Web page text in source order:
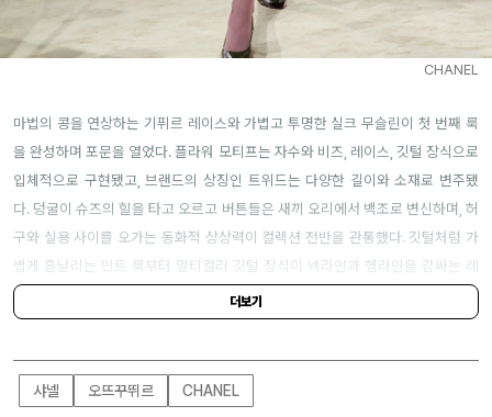
CHANEL
마법의 콩을 연상하는 기퓌르 레이스와 가볍고 투명한 실크 무슬린이 첫 번째 룩
을 완성하며 포문을 열었다. 플라워 모티프는 자수와 비즈, 레이스, 깃털 장식으로
입체적으로 구현됐고, 브랜드의 상징인 트위드는 다양한 길이와 소재로 변주됐
다. 덩굴이 슈즈의 힐을 타고 오르고 버튼들은 새끼 오리에서 백조로 변신하며, 허
구와 실용 사이를 오가는 동화적 상상력이 컬렉션 전반을 관통했다. 깃털처럼 가
볍게 흩날리는 민트 룩부터 멀티컬러 깃털 장식이 넥라인과 헴라인을 감싸는 레
드 드레스, 플라워 주얼 장식이 어깨를 타고 흐르는 핑크 드레이핑 가운까지. 압권
은 수천 개의 비즈와 주얼이 온몸을 뒤덮은 룩으로, 하나의 식물 생태계를 그대로
그러나 블라지가 가장 공을 들인 것은 겉이 아닌 안쪽이었다. 착용자만을 위해 손
더보기
샤넬 오뜨꾸뛰르 CHANEL